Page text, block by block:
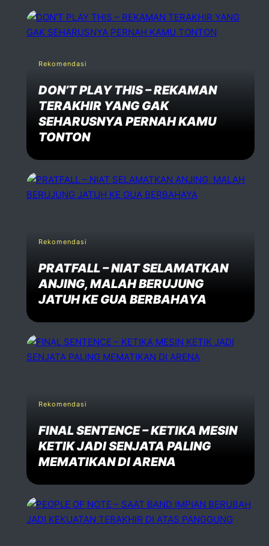
Rekomendasi
DON’T PLAY THIS – REKAMAN
TERAKHIR YANG GAK
SEHARUSNYA PERNAH KAMU
TONTON
Rekomendasi
PRATFALL – NIAT SELAMATKAN
ANJING, MALAH BERUJUNG
JATUH KE GUA BERBAHAYA
Rekomendasi
FINAL SENTENCE – KETIKA MESIN
KETIK JADI SENJATA PALING
MEMATIKAN DI ARENA